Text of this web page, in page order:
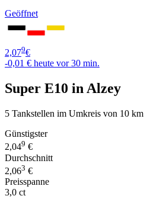
Geöffnet
2,079€
-0,01 € heute vor 30 min.
Super E10 in Alzey
5 Tankstellen im Umkreis von 10 km
Günstigster
2,049 €
Durchschnitt
2,063 €
Preisspanne
3,0 ct